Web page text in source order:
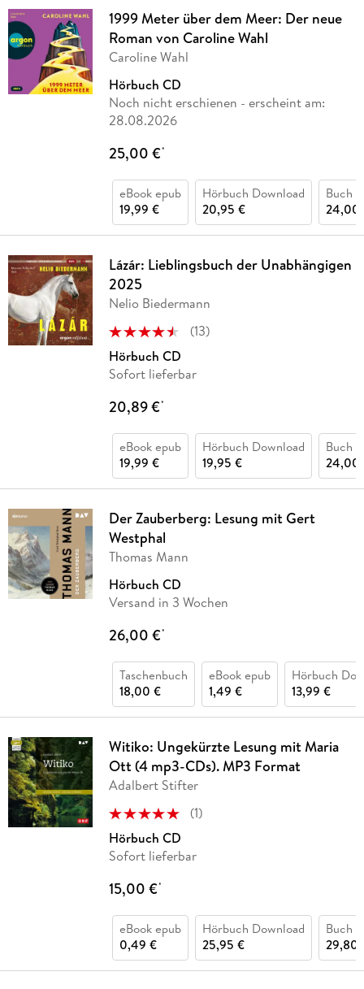
1999 Meter über dem Meer: Der neue
Roman von Caroline Wahl
Caroline Wahl
Hörbuch CD
Noch nicht erschienen - erscheint am:
28.08.2026
25,00 €*
eBook epub
19,99 €
Hörbuch Download
20,95 €
Buch
24,00
Lázár: Lieblingsbuch der Unabhängigen
2025
Nelio Biedermann
(13)
Hörbuch CD
Sofort lieferbar
20,89 €*
eBook epub
19,99 €
Hörbuch Download
19,95 €
Buch
24,00
Der Zauberberg: Lesung mit Gert
Westphal
Thomas Mann
Hörbuch CD
Versand in 3 Wochen
26,00 €*
Taschenbuch
18,00 €
eBook epub
1,49 €
Hörbuch
13,99 €
Witiko: Ungekürzte Lesung mit Maria
Ott (4 mp3-CDs). MP3 Format
Adalbert Stifter
(1)
Hörbuch CD
Sofort lieferbar
15,00 €*
eBook epub
0,49 €
Hörbuch Download
25,95 €
Buch
29,80